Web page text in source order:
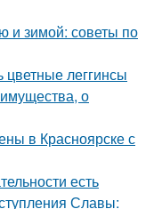
и зимой: советы по
леггинсы
о
в Красноярске с
есть
Славы: